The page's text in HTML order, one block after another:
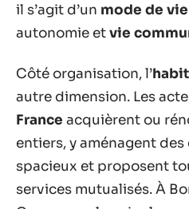
il s’agit d’un mode de vie
autonomie etvie
Côté organisation, l’
autre dimension. Les
France acquièrent ou
entiers, y aménagent
spacieux et proposent
services mutualisés. À